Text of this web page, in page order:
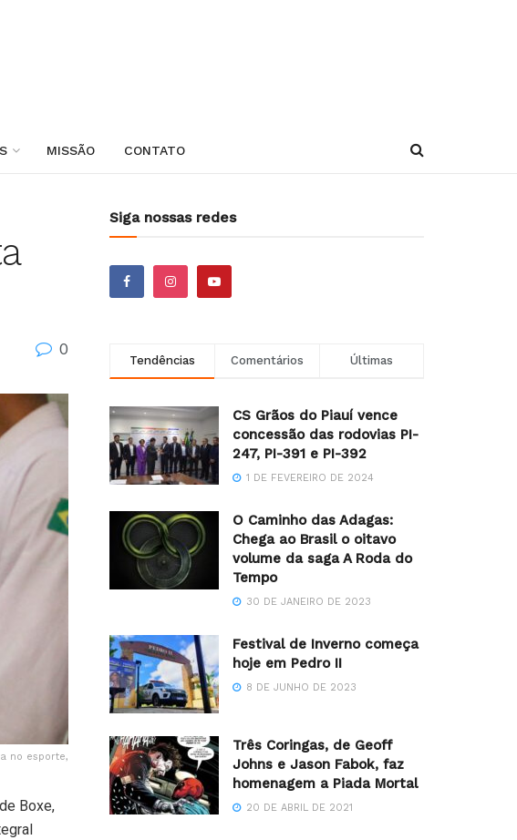
MISSÃO CONTATO
0
no esporte,
Boxe,
Siga nossas redes
Tendências Comentários Últimas
CS Grãos do Piauí vence
concessão das rodovias PI-
247, PI-391 e PI-392
1 DE FEVEREIRO DE 2024
O Caminho das Adagas:
Chega ao Brasil o oitavo
volume da saga A Roda do
Tempo
30 DE JANEIRO DE 2023
Festival de Inverno começa
hoje em Pedro II
8 DE JUNHO DE 2023
Três Coringas, de Geoff
Johns e Jason Fabok, faz
homenagem a Piada Mortal
20 DE ABRIL DE 2021